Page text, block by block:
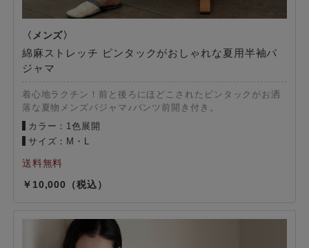
綿麻ストレッチ ピンタックがおしゃれな夏用半袖パ
ジャマ
着心地ラクチン！前と後ろにほどこされたピンタックがお洒
落な夏物メンズパジャマ♪パンツ前開き付き。
カラー：1色展開
サイズ：M・L
10,000